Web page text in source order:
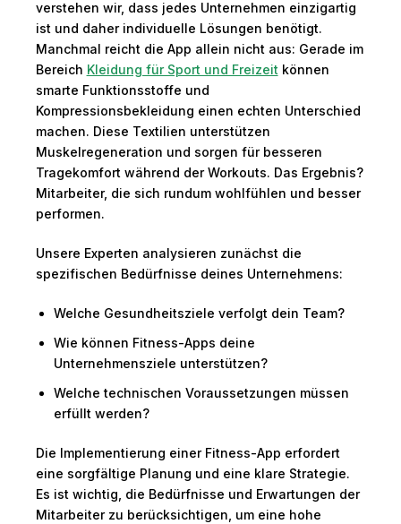
verstehen wir, dass jedes Unternehmen einzigartig
ist und daher individuelle Lösungen benötigt.
Manchmal reicht die App allein nicht aus: Gerade im
Bereich Kleidung für Sport und Freizeit können
smarte Funktionsstoffe und
Kompressionsbekleidung einen echten Unterschied
machen. Diese Textilien unterstützen
Muskelregeneration und sorgen für besseren
Tragekomfort während der Workouts. Das Ergebnis?
Mitarbeiter, die sich rundum wohlfühlen und besser
performen.
Unsere Experten analysieren zunächst die
spezifischen Bedürfnisse deines Unternehmens:
Welche Gesundheitsziele verfolgt dein Team?
Wie können Fitness-Apps deine
Unternehmensziele unterstützen?
Welche technischen Voraussetzungen müssen
erfüllt werden?
Die Implementierung einer Fitness-App erfordert
eine sorgfältige Planung und eine klare Strategie.
Es ist wichtig, die Bedürfnisse und Erwartungen der
Mitarbeiter zu berücksichtigen, um eine hohe